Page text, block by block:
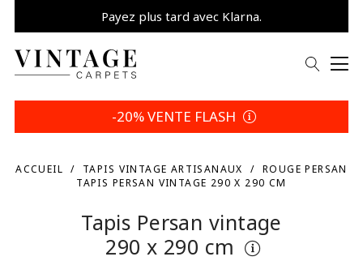
Promo -5% | Votre choix
Payez plus tard avec Klarna.
-20% VENTE FLASH
ACCUEIL TAPIS VINTAGE ARTISANAUX
ROUGE PERSAN
TAPIS PERSAN VINTAGE 290 X 290 CM
Tapis Persan vintage
290 x 290 cm